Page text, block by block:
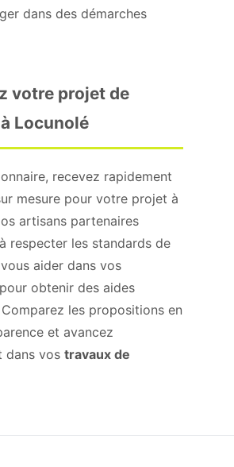
dans des démarches
votre projet de
Locunolé
recevez rapidement
mesure pour votre projet à
artisans partenaires
respecter les standards de
aider dans vos
obtenir des aides
les propositions en
et avancez
dans vos travaux de